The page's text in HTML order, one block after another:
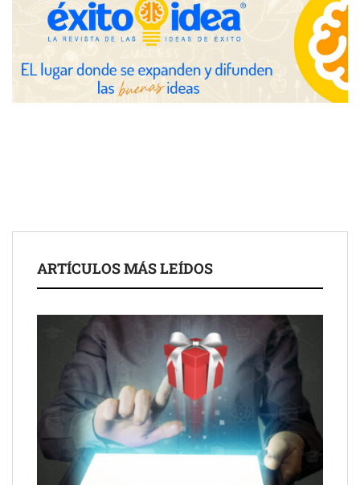
eclipse solar del 12 de agosto
avanzadas para trading estratégico
Schaeffler mejora su rentabilidad en el primer semestre de 2026
ARTÍCULOS MÁS LEÍDOS